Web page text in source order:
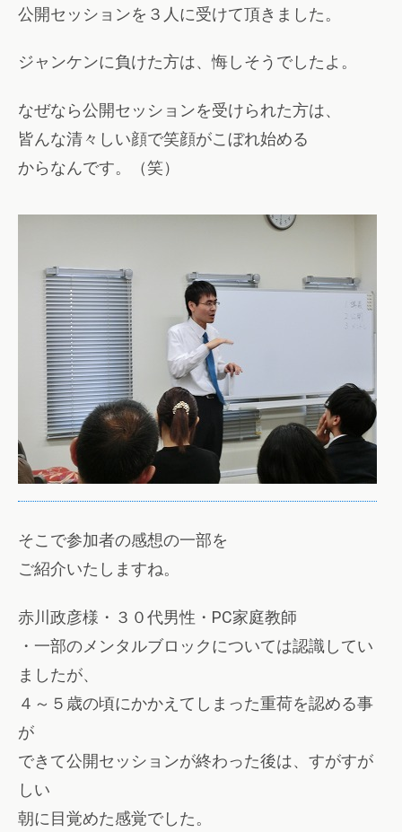
公開セッションを３人に受けて頂きました。
ジャンケンに負けた方は、悔しそうでしたよ。
なぜなら公開セッションを受けられた方は、
皆んな清々しい顔で笑顔がこぼれ始める
からなんです。（笑）
そこで参加者の感想の一部を
ご紹介いたしますね。
赤川政彦様・３０代男性・PC家庭教師
・一部のメンタルブロックについては認識してい
ましたが、
４～５歳の頃にかかえてしまった重荷を認める事
が
できて公開セッションが終わった後は、すがすが
しい
朝に目覚めた感覚でした。